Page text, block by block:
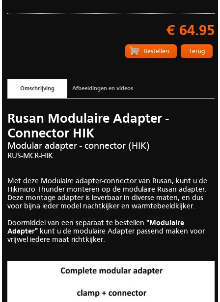
€ 64.95
Terug
Omschrijving Afbeeldingen en videos
Rusan Modulaire Adapter -
Connector HIK
Modular adapter - connector (HIK)
RUS-MCR-HIK
Met deze Modulaire adapter-connector van Rusan, kunt u de
Hikmicro Thunder monteren op de modulaire Rusan adapter.
Deze montage adapter is leverbaar in diverse maten, en dus
voor bijna ieder model nachtkijker en warmtebeeldkijker.
Doormiddel van een separaat te bestellen "Modulaire
Adapter" kunt u de modulaire Adapter passend maken voor
vrijwel iedere maat richtkijker.